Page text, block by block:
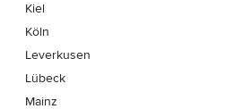
Kiel
Köln
Leverkusen
Lübeck
Mainz